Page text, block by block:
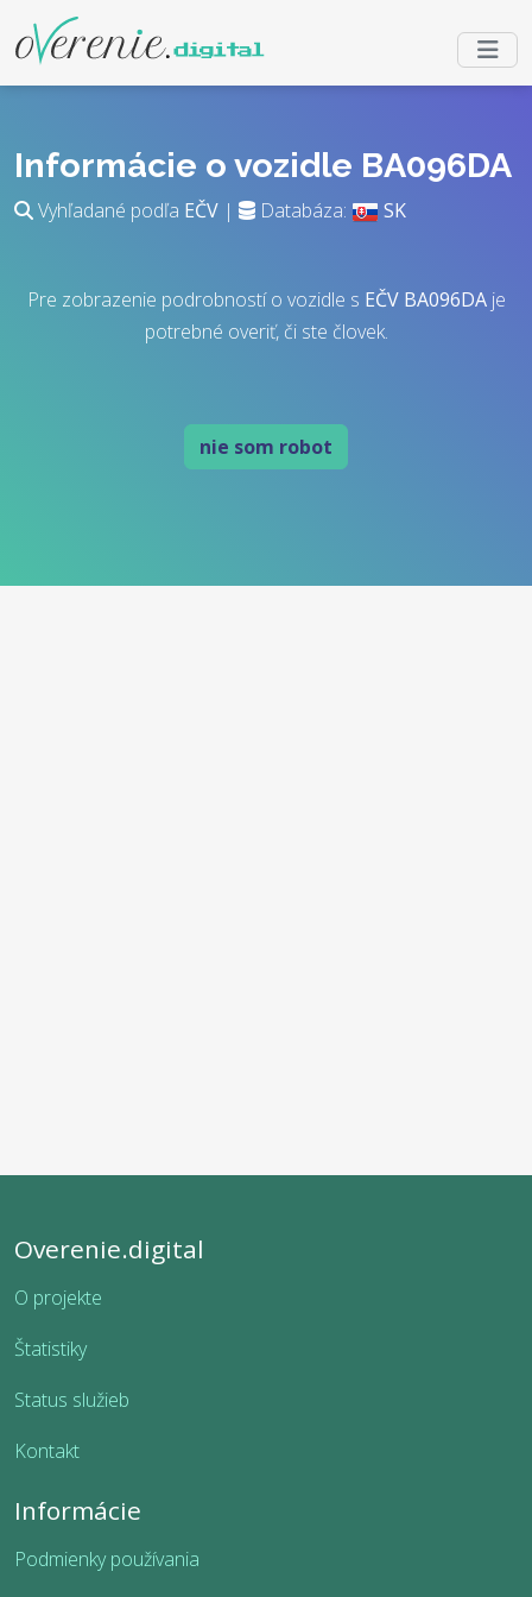
Informácie o vozidle BA096DA
Vyhľadané podľa EČV | Databáza: SK
Pre zobrazenie podrobností o vozidle s EČV BA096DAje
potrebné overiť, či ste človek.
nie som robot
Overenie.digital
O projekte
Štatistiky
Status služieb
Kontakt
Informácie
Podmienky používania